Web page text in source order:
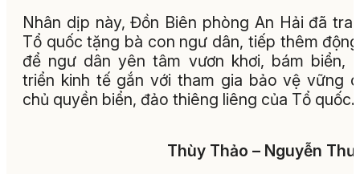
Nhân dịp này, Đồn Biên phòng An Hải đã
Tổ quốc tặng bà con ngư dân, tiếp thêm
để ngư dân yên tâm vươn khơi, bám biển,
triển kinh tế gắn với tham gia bảo vệ vững
chủ quyền biển, đảo thiêng liêng của Tổ quốc.
Thùy Thảo – Nguyễn